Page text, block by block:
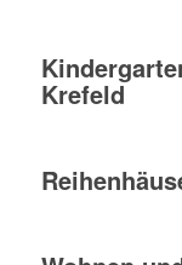
Krefeld